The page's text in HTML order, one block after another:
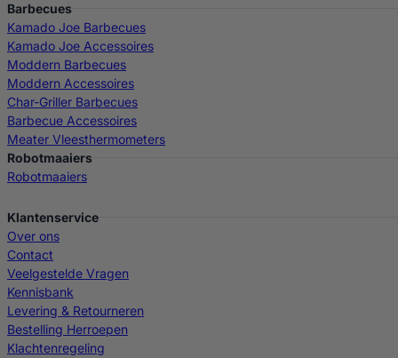
Barbecues
Kamado Joe Barbecues
Kamado Joe Accessoires
Moddern Barbecues
Moddern Accessoires
Char-Griller Barbecues
Barbecue Accessoires
Meater Vleesthermometers
Robotmaaiers
Robotmaaiers
Klantenservice
Over ons
Contact
Veelgestelde Vragen
Kennisbank
Levering & Retourneren
Bestelling Herroepen
Klachtenregeling